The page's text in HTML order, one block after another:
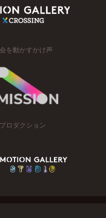
を動かすかけ声
プロダクション